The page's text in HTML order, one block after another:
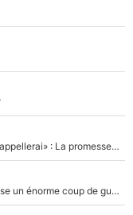
Mercato - OM - «Dès que je prends un club, je t’appellerai» : La promesse de Marcelino au moment de claquer la porte
Victime de racisme contre Murray, Kyrgios pousse un énorme coup de gueule !